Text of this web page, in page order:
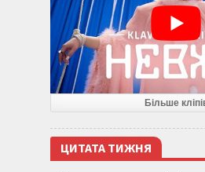
Більше
ЦИТАТА ТИЖНЯ